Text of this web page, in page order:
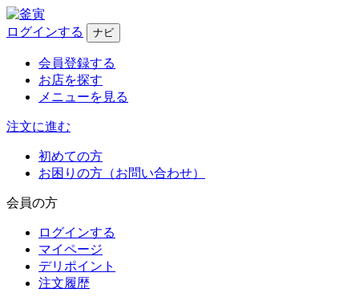
ログインする ナビ
会員登録する
お店を探す
メニューを見る
注文に進む
初めての方
お困りの方（お問い合わせ）
会員の方
ログインする
マイページ
デリポイント
注文履歴